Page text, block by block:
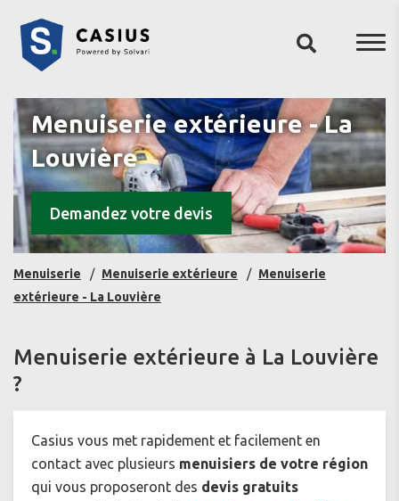
Menuiserie extérieure - La
Louvière
Demandez votre devis
Menuiserie Menuiserie extérieure
Menuiserie
extérieure - La Louvière
Menuiserie extérieure à La Louvière
?
Casius vous met rapidement et facilement en
contact avec plusieurs menuisiers de votre région
qui vous proposeront des devis gratuits